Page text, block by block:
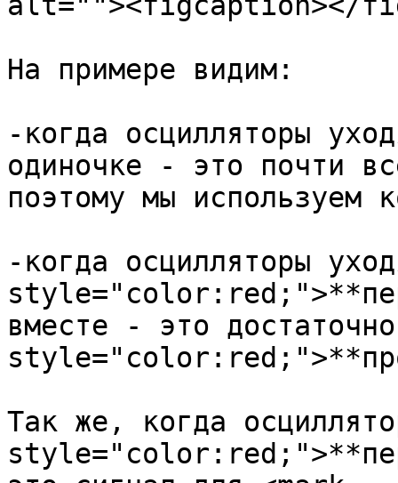
На примере видим:
-когда осцилляторы
одиночке - это почти
поэтому мы используем
-когда осцилляторы
вместе - это
Так же, когда